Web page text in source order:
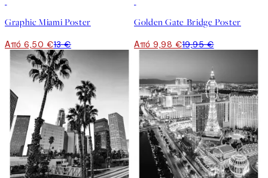
Graphic Miami Poster
Από 6,50 €13 €
Golden Gate Bridge Poster
Από 9,98 €19,95 €